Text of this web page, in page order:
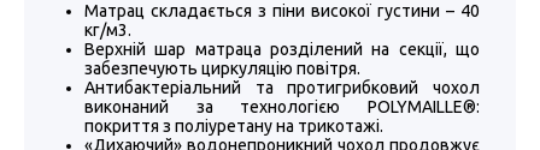
Матрац складається з піни високої густини – 40
кг/м3.
Верхній шар матраца розділений на секції, що
забезпечують циркуляцію повітря.
Антибактеріальний та протигрибковий чохол
виконаний за технологією POLYMAILLE®:
покриття з поліуретану на трикотажі.
«Дихаючий» водонепроникний чохол продовжує